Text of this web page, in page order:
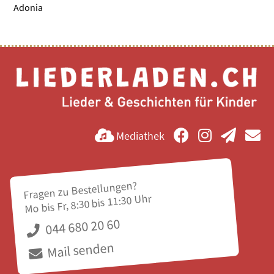
Adonia
Mediathek
Fragen zu Bestellungen?
Mo bis Fr, 8:30 bis 11:30 Uhr
044 680 20 60
Mail senden